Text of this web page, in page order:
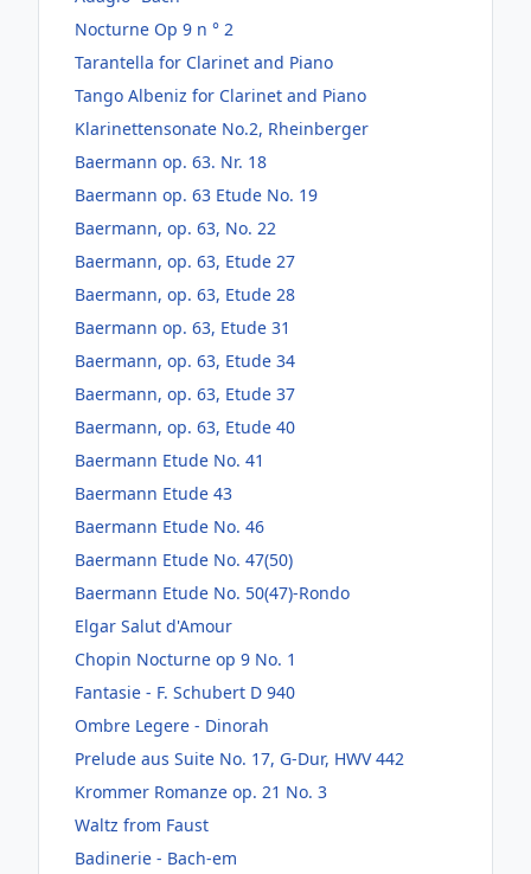
Nocturne Op 9 n ° 2
Tarantella for Clarinet and Piano
Tango Albeniz for Clarinet and Piano
Klarinettensonate No.2, Rheinberger
Baermann op. 63. Nr. 18
Baermann op. 63 Etude No. 19
Baermann, op. 63, No. 22
Baermann, op. 63, Etude 27
Baermann, op. 63, Etude 28
Baermann op. 63, Etude 31
Baermann, op. 63, Etude 34
Baermann, op. 63, Etude 37
Baermann, op. 63, Etude 40
Baermann Etude No. 41
Baermann Etude 43
Baermann Etude No. 46
Baermann Etude No. 47(50)
Baermann Etude No. 50(47)-Rondo
Elgar Salut d'Amour
Chopin Nocturne op 9 No. 1
Fantasie - F. Schubert D 940
Ombre Legere - Dinorah
Prelude aus Suite No. 17, G-Dur, HWV 442
Krommer Romanze op. 21 No. 3
Waltz from Faust
Badinerie - Bach-em